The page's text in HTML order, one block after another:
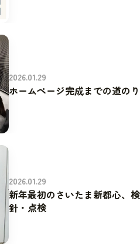
2026.01.29
ホームページ完成までの道のり
2026.01.29
新年最初のさいたま新都心、検
針・点検